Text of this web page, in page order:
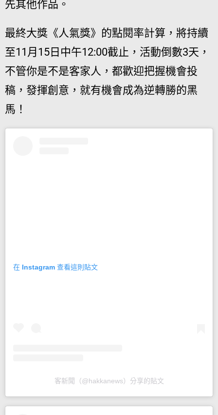
先其他作品。
最終大獎《人氣獎》的點閱率計算，將持續
至11月15日中午12:00截止，活動倒數3天，
不管你是不是客家人，都歡迎把握機會投
稿，發揮創意，就有機會成為逆轉勝的黑
馬！
在 Instagram 查看這則貼文
客新聞（@hakkanews）分享的貼文